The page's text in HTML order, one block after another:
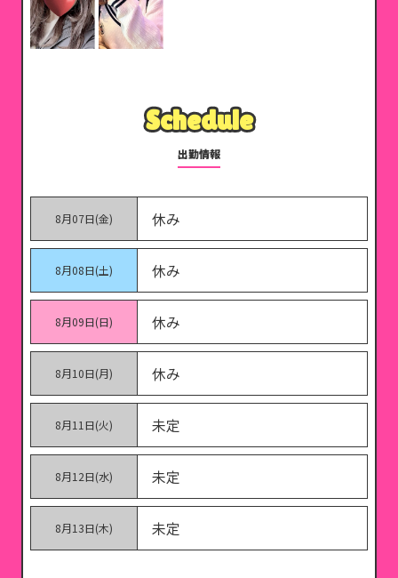
Schedule
Schedule
出勤情報
8月07日(金) 休み
8月08日(土) 休み
8月09日(日) 休み
8月10日(月) 休み
8月11日(火) 未定
8月12日(水) 未定
8月13日(木) 未定